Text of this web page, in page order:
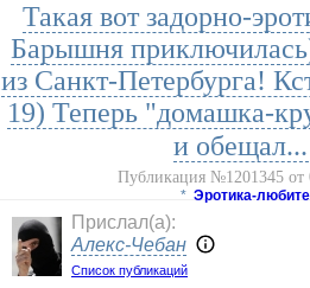
Такая вот задорно-
Барышня
из Санкт-Петербурга!
19) Теперь "домашка-
и обещал...
Публикация №1201345 от
* Эротика-
Прислал(a):
Алекс-Чебан
Список публикаций